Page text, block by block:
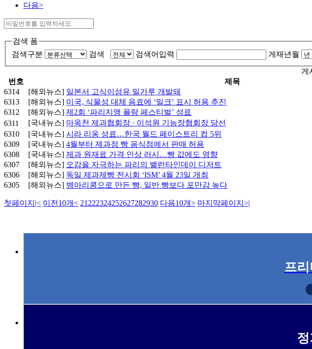
다음>
검색 폼
검색구분
검색 검색어입력 게재년월
게
번호
제목
6314
[해외뉴스] 일본서 고식이섬유 밀가루 개발돼
6313
[해외뉴스] 미국, 식물성 대체 음료에 ‘밀크’ 표시 허용 추진
6312
[해외뉴스] 제2회 ‘파리지앵 플랑 페스티벌’ 성료
6311
[국내뉴스] 마옥천 제과협회장 · 이석원 기능장협회장 당선
6310
[국내뉴스] 시라 리옹 성료…한국 월드 페이스트리 컵 5위
6309
[국내뉴스] 4월부터 제과점 빵 음식점에서 판매 허용
6308
[국내뉴스] 제과 원재료 가격 인상 러시…빵 값에도 영향
6307
[해외뉴스] 오감을 자극하는 파리의 밸런타인데이 디저트
6306
[해외뉴스] 독일 제과제빵 전시회 ‘ISM’ 4월 23일 개최
6305
[해외뉴스] 병아리콩으로 만든 빵, 일반 빵보다 포만감 높다
첫페이지 |< 이전10개< 21 222324252627282930 다음10개> 마지막페이지 >|
프